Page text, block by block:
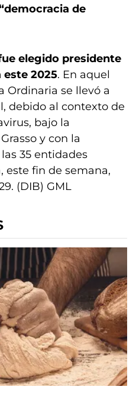
de
elegido presidente
2025. En aquel
Ordinaria se llevó a
debido al contexto de
bajo la
y con la
35 entidades
este fin de semana,
(DIB) GML